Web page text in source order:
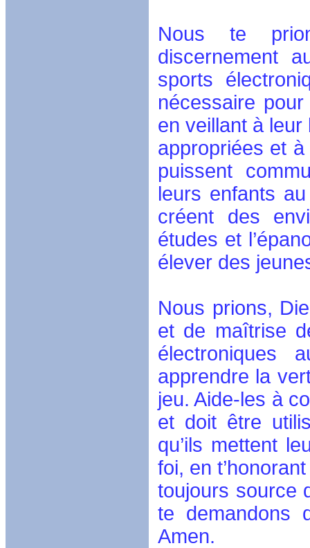
Nous te
discernement
sports
nécessaire
en veillant à
appropriées et
puissent
leurs enfants
créent des
études et
élever des
Nous prions,
et de maîtrise
électroniques
apprendre la
jeu. Aide-les à
et doit être
qu’ils mettent
foi, en
toujours source
te demandons
Amen.